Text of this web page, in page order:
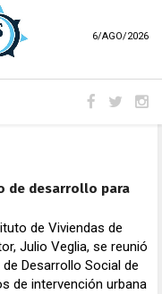
6/AGO/2026
de desarrollo para
de Viviendas de
Julio Veglia, se reunió
Desarrollo Social de
de intervención urbana